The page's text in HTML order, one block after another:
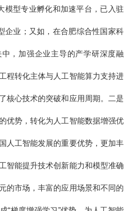
模型专业孵化和加速平台，已入驻
企业；又如，在合肥综合性国家科
，加强企业主导的产学研深度融
程转化主体与人工智能算力支持进
核心技术的突破和应用周期。二是
优势，转化为人工智能数据增强优
人工智能发展的重要优势，更加丰
智能提升技术创新能力和模型准确
的市场，丰富的应用场景和不同的